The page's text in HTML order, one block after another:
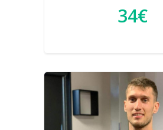
34€